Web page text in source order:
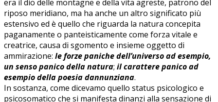
era il dio delle montagne e della vita agreste, patrono del
riposo meridiano, ma ha anche un altro significato più
estensivo ed è quello che riguarda la natura concepita
paganamente o panteisticamente come forza vitale e
creatrice, causa di sgomento e insieme oggetto di
ammirazione: le forze paniche dell’universo ad esempio,
un senso panico della natura; il carattere panico ad
esempio della poesia dannunziana.
In sostanza, come dicevamo quello status psicologico e
psicosomatico che si manifesta dinanzi alla sensazione di